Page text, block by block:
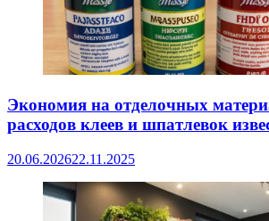
Экономия на отделочных
расходов клеев и шпатлевок
20.06.202622.11.2025